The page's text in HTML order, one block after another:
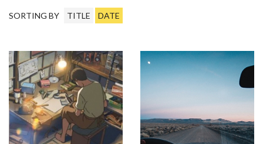
SORTING BY TITLE DATE